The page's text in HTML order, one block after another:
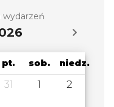
wydarzeń
pt. sob. niedz.
31 1 2